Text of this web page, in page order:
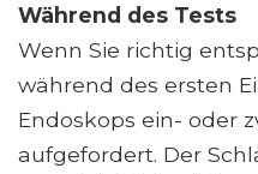
Während des Tests
Wenn Sie richtig
während des ersten
Endoskops ein- oder
aufgefordert. Der